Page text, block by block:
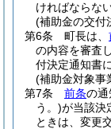
ければならない
(補助金の交付
第6条
町長は、
の内容を審査
付決定通知書
(補助金対象事
第7条
前条の通
う。)が当該決
ときは、変更